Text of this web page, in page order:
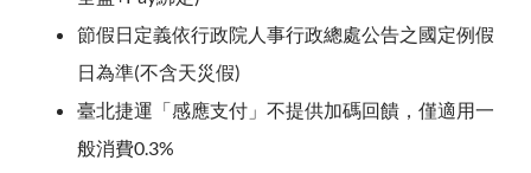
節假日定義依行政院人事行政總處公告之國定例假
日為準(不含天災假)
臺北捷運「感應支付」不提供加碼回饋，僅適用一
般消費0.3%